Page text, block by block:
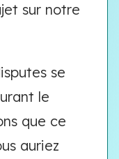
sur notre
se
le
que ce
auriez